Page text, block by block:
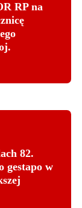
RP na
82.
gestapo w